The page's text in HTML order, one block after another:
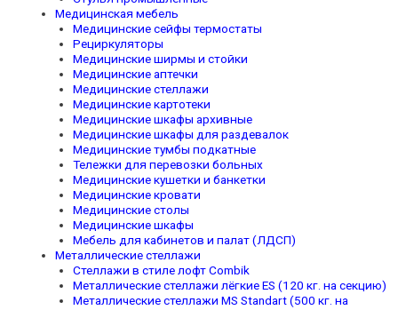
Медицинская мебель
Медицинские сейфы термостаты
Рециркуляторы
Медицинские ширмы и стойки
Медицинские аптечки
Медицинские стеллажи
Медицинские картотеки
Медицинские шкафы архивные
Медицинские шкафы для раздевалок
Медицинские тумбы подкатные
Тележки для перевозки больных
Медицинские кушетки и банкетки
Медицинские кровати
Медицинские столы
Медицинские шкафы
Мебель для кабинетов и палат (ЛДСП)
Металлические стеллажи
Стеллажи в стиле лофт Combik
Металлические стеллажи лёгкие ES (120 кг. на секцию)
Металлические стеллажи MS Standart (500 кг. на